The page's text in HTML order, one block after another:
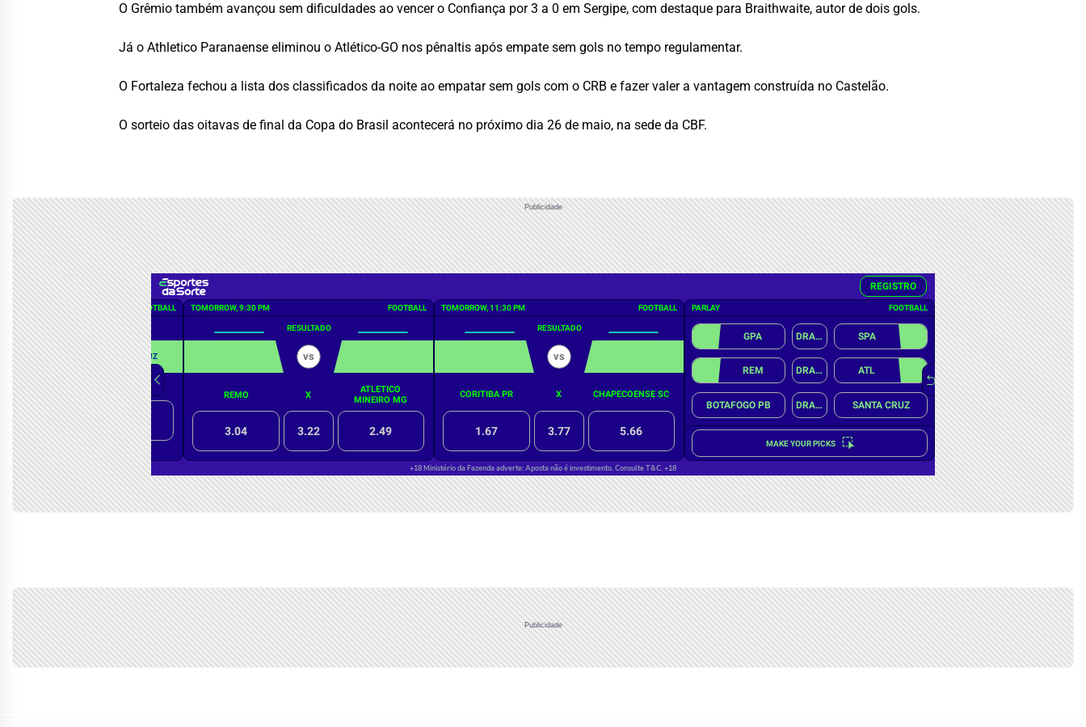
O Grêmio também avançou sem dificuldades ao vencer o Confiança por 3 a 0 em Sergipe, com destaque para Braithwaite, autor de dois gols.
Já oAthletico Paranaense eliminou o Atlético-GO nos pênaltis após empate sem gols no tempo regulamentar.
O Fortaleza fechou a lista dos classificados da noite ao empatar sem gols com o CRB e fazer valer a vantagem construída no Castelão.
O sorteio das oitavas de final da Copa do Brasil acontecerá no próximo dia 26 de maio, na sede da CBF.
Publicidade
Publicidade